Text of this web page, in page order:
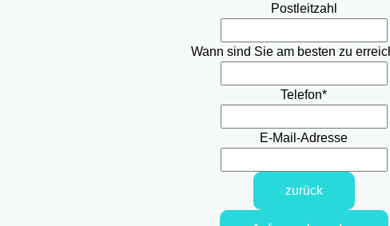
Postleitzahl
Wann sind Sie am besten zu
Telefon*
E-Mail-Adresse
zurück